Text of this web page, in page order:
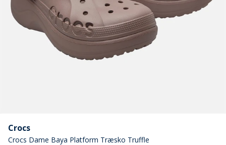
Crocs
Crocs Dame Baya Platform Træsko Truffle